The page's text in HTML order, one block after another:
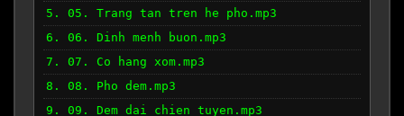
5. 05. Trang tan tren he pho.mp3
6. 06. Dinh menh buon.mp3
7. 07. Co hang xom.mp3
8. 08. Pho dem.mp3
9. 09. Dem dai chien tuyen.mp3